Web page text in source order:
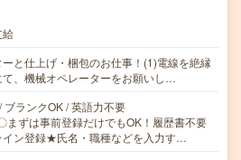
給
と仕上げ・梱包のお仕事！(1)電線を絶縁
、機械オペレーターをお願いし…
ブランクOK / 英語力不要
ずは事前登録だけでもOK！履歴書不要
イン登録★氏名・職種などを入力す…